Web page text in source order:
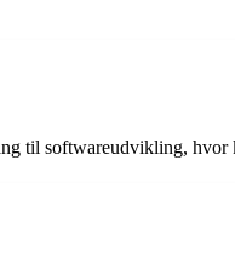
til softwareudvikling,